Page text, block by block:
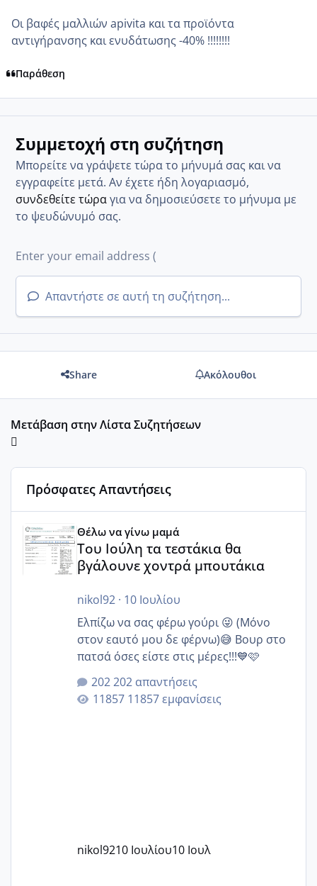
Οι βαφές μαλλιών apivita και τα προϊόντα
αντιγήρανσης και ενυδάτωσης -40% !!!!!!!!
Παράθεση
Συμμετοχή στη συζήτηση
Μπορείτε να γράψετε τώρα το μήνυμά σας και να
εγγραφείτε μετά. Αν έχετε ήδη λογαριασμό,
συνδεθείτε τώραγια να δημοσιεύσετε το μήνυμα με
το ψευδώνυμό σας.
Απαντήστε σε αυτή τη συζήτηση...
Share Ακόλουθοι
Μετάβαση στην Λίστα Συζητήσεων
Πρόσφατες Απαντήσεις
Θέλω να γίνω μαμά
Του Ιούλη τα τεστάκια θα
βγάλουνε χοντρά μπουτάκια
nikol92· 10 Ιουλίου
Ελπίζω να σας φέρω γούρι 😜 (Μόνο
στον εαυτό μου δε φέρνω)😅 Βουρ στο
πατσά όσες είστε στις μέρες!!!💙🩷
202 απαντήσεις
11857 εμφανίσεις
nikol9210 Ιουλίου10 Ιουλ